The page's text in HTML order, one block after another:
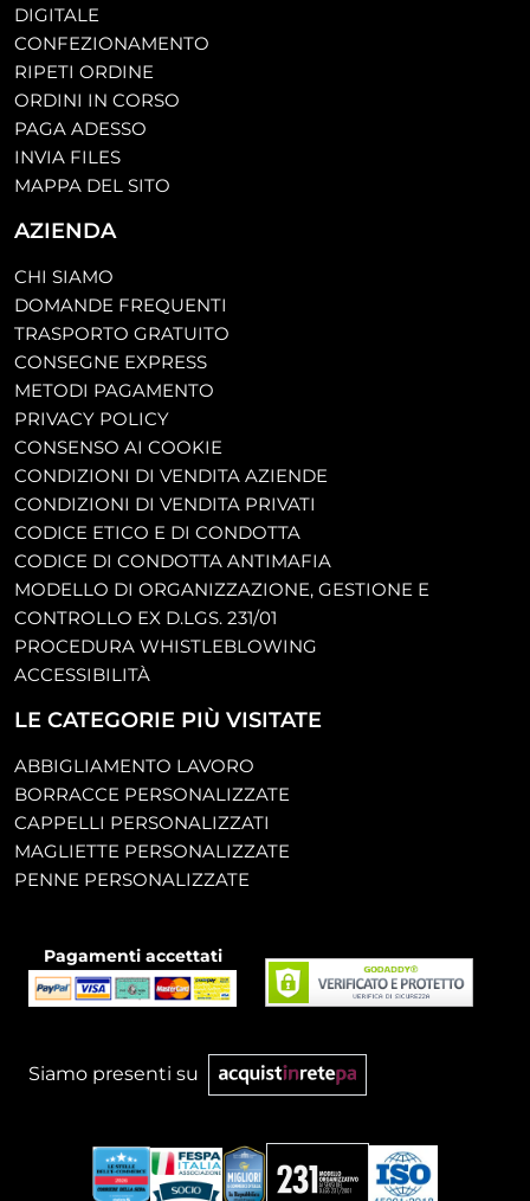
DIGITALE
CONFEZIONAMENTO
RIPETI ORDINE
ORDINI IN CORSO
PAGA ADESSO
INVIA FILES
MAPPA DEL SITO
AZIENDA
CHI SIAMO
DOMANDE FREQUENTI
TRASPORTO GRATUITO
CONSEGNE EXPRESS
METODI PAGAMENTO
PRIVACY POLICY
CONSENSO AI COOKIE
CONDIZIONI DI VENDITA AZIENDE
CONDIZIONI DI VENDITA PRIVATI
CODICE ETICO E DI CONDOTTA
CODICE DI CONDOTTA ANTIMAFIA
MODELLO DI ORGANIZZAZIONE, GESTIONE E
CONTROLLO EX D.LGS. 231/01
PROCEDURA WHISTLEBLOWING
ACCESSIBILITÀ
LE CATEGORIE PIÙ VISITATE
ABBIGLIAMENTO LAVORO
BORRACCE PERSONALIZZATE
CAPPELLI PERSONALIZZATI
MAGLIETTE PERSONALIZZATE
PENNE PERSONALIZZATE
Pagamenti accettati
Siamo presenti su